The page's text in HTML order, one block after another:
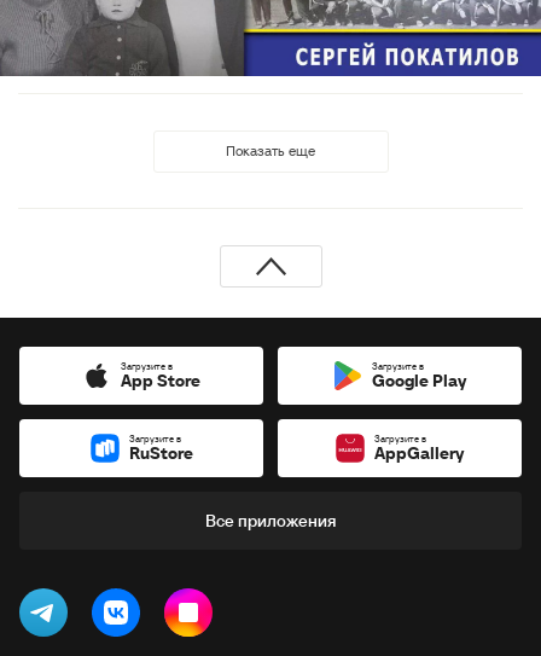
Показать еще
Загрузите в
App Store
Загрузите в
Google Play
Загрузите в
RuStore
Загрузите в
AppGallery
Все приложения